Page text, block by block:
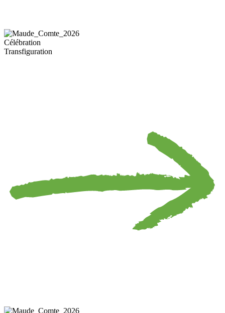
Célébration
Transfiguration